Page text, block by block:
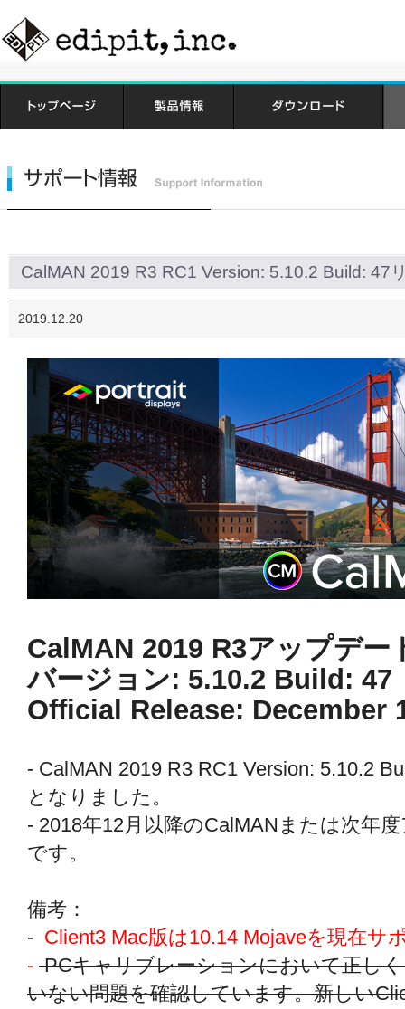
CalMAN 2019 R3 RC1 Version: 5.10.2 Build: 47
2019.12.20
CalMAN 2019 R3アップデー
バージョン: 5.10.2 Build: 47
Official Release: December
- CalMAN 2019 R3 RC1 Version: 5.10.2
となりました。
- 2018年12月以降のCalMANまたは次年
です。
備考：
- Client3 Mac版は10.14 Mojaveを現在サ
- PCキャリブレーションにおいて正し
いない問題を確認しています。新しい